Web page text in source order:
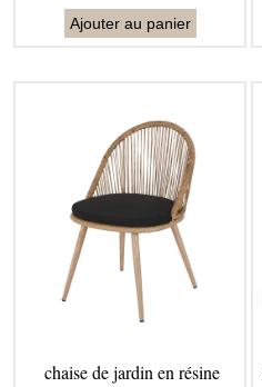
Ajouter au panier
chaise de jardin en résine